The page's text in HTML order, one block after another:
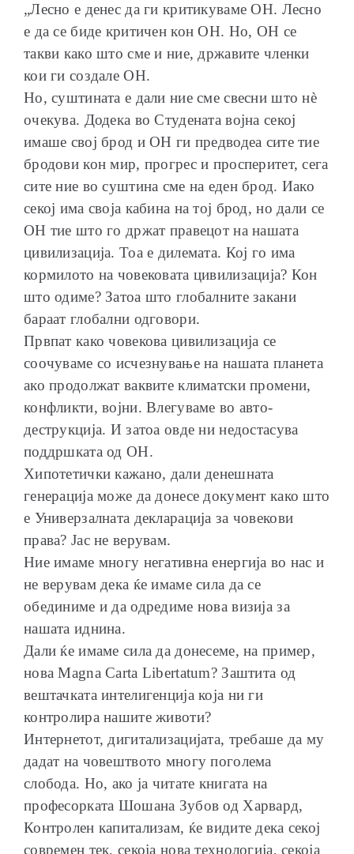
„Лесно е денес да ги критикуваме ОН. Лесно
е да се биде критичен кон ОН. Но, ОН се
такви како што сме и ние, државите членки
кои ги создале ОН.
Но, суштината е дали ние сме свесни што нѐ
очекува. Додека во Студената војна секој
имаше свој брод и ОН ги предводеа сите тие
бродови кон мир, прогрес и просперитет, сега
сите ние во суштина сме на еден брод. Иако
секој има своја кабина на тој брод, но дали се
ОН тие што го држат правецот на нашата
цивилизација. Тоа е дилемата. Кој го има
кормилото на човековата цивилизација? Кон
што одиме? Затоа што глобалните закани
бараат глобални одговори.
Првпат како човекова цивилизација се
соочуваме со исчезнување на нашата планета
ако продолжат ваквите климатски промени,
конфликти, војни. Влегуваме во авто-
деструкција. И затоа овде ни недостасува
поддршката од ОН.
Хипотетички кажано, дали денешната
генерација може да донесе документ како што
е Универзалната декларација за човекови
права? Јас не верувам.
Ние имаме многу негативна енергија во нас и
не верувам дека ќе имаме сила да се
обединиме и да одредиме нова визија за
нашата иднина.
Дали ќе имаме сила да донесеме, на пример,
нова Мagna Carta Libertatum? Заштита од
вештачката интелигенција која ни ги
контролира нашите животи?
Интернетот, дигитализацијата, требаше да му
дадат на човештвото многу поголема
слобода. Но, ако ја читате книгата на
професорката Шошана Зубов од Харвард,
Контролен капитализам, ќе видите дека секој
современ тек, секоја нова технологија, секоја